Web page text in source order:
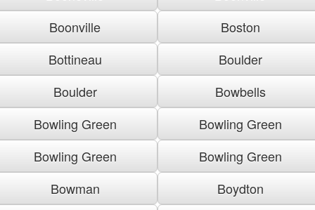
Boonville
Boston
Bottineau
Boulder
Boulder
Bowbells
Bowling Green
Bowling Green
Bowling Green
Bowling Green
Bowman
Boydton